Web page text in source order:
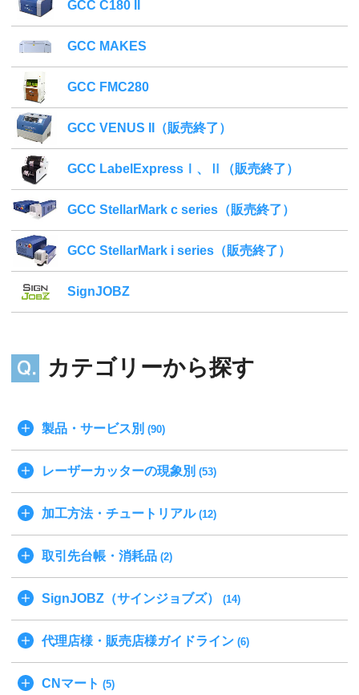
GCC C180 II
GCC MAKES
GCC FMC280
GCC VENUS II（販売終了）
GCC LabelExpressⅠ、Ⅱ（販売終了）
GCC StellarMark c series（販売終了）
GCC StellarMark i series（販売終了）
SignJOBZ
カテゴリーから探す
製品・サービス別 (90)
レーザーカッターの現象別 (53)
加工方法・チュートリアル(12)
取引先台帳・消耗品 (2)
SignJOBZ（サインジョブズ） (14)
代理店様・販売店様ガイドライン (6)
CNマート (5)